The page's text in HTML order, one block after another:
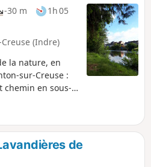
-30 m
1h 05
(Indre)
la nature, en
sur-Creuse :
chemin en sous-
de